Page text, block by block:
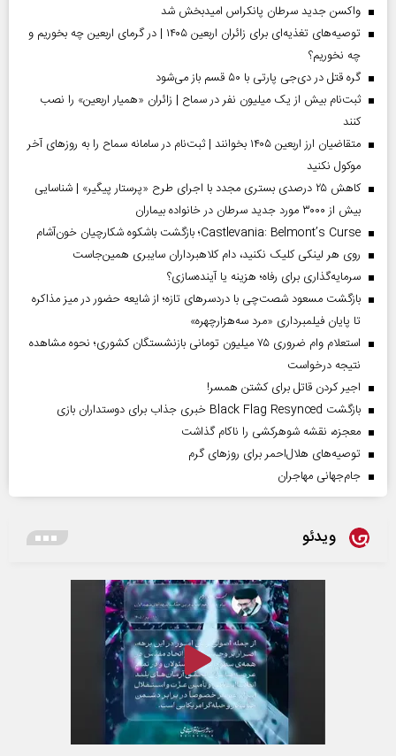
واکسن جدید سرطان پانکراس امیدبخش شد
توصیه‌های تغذیه‌ای برای زائران اربعین ۱۴۰۵ | در گرمای اربعین چه بخوریم و
چه نخوریم؟
گره قتل در دی‌جی پارتی با ۵۰ قسم باز می‌شود
ثبت‌نام بیش از یک میلیون نفر در سماح | زائران «همیار اربعین» را نصب
کنند
متقاضیان ارز اربعین ۱۴۰۵ بخوانند | ثبت‌نام در سامانه سماح را به روز‌های آخر
موکول نکنید
کاهش ۲۵ درصدی بستری مجدد با اجرای طرح «پرستار پیگیر» | شناسایی
بیش از ۳۰۰۰ مورد جدید سرطان در خانواده بیماران
Castlevania: Belmont’s Curse؛ بازگشت باشکوه شکارچیان خون‌آشام
روی هر لینکی کلیک نکنید، دام کلاهبرداران سایبری همین‌جاست
سرمایه‌گذاری برای رفاه؛ هزینه یا آینده‌سازی؟
بازگشت مسعود شصت‌چی با دردسر‌های تازه؛ از شایعه حضور در میز مذاکره
تا پایان فیلمبرداری «مرد سه‌هزارچهره»
استعلام وام ضروری ۷۵ میلیون تومانی بازنشستگان کشوری؛ نحوه مشاهده
نتیجه درخواست
اجیر کردن قاتل برای کشتن همسر!
بازگشت Black Flag Resynced خبری جذاب برای دوستداران بازی
معجزه، نقشه شوهرکشی را ناکام گذاشت
توصیه‌های هلال‌احمر برای روز‌های گرم
جام‌جهانی مهاجران
ویدئو